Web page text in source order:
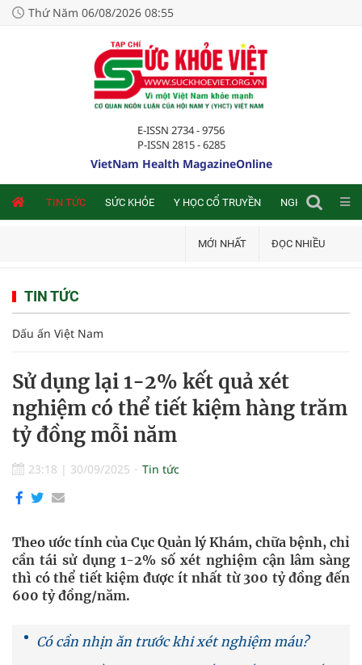
Thứ Năm 06/08/2026 08:55
E-ISSN 2734 - 9756
P-ISSN 2815 - 6285
VietNam Health MagazineOnline
TIN TỨC SỨC KHỎE Y HỌC CỔ TRUYỀN NGHIÊN CỨU
MỚI NHẤT ĐỌC NHIỀU
TIN TỨC
Dấu ấn Việt Nam
Sử dụng lại 1-2% kết quả xét
nghiệm có thể tiết kiệm hàng trăm
tỷ đồng mỗi năm
23:18 | 30/09/2025 Tin tức
Theo ước tính của Cục Quản lý Khám, chữa bệnh, chỉ
cần tái sử dụng 1-2% số xét nghiệm cận lâm sàng
thì có thể tiết kiệm được ít nhất từ 300 tỷ đồng đến
600 tỷ đồng/năm.
Có cần nhịn ăn trước khi xét nghiệm máu?